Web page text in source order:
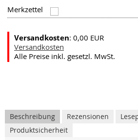
Merkzettel
Versandkosten: 0,00 EUR
Versandkosten
Alle Preise inkl. gesetzl. MwSt.
Beschreibung Rezensionen
Produktsicherheit